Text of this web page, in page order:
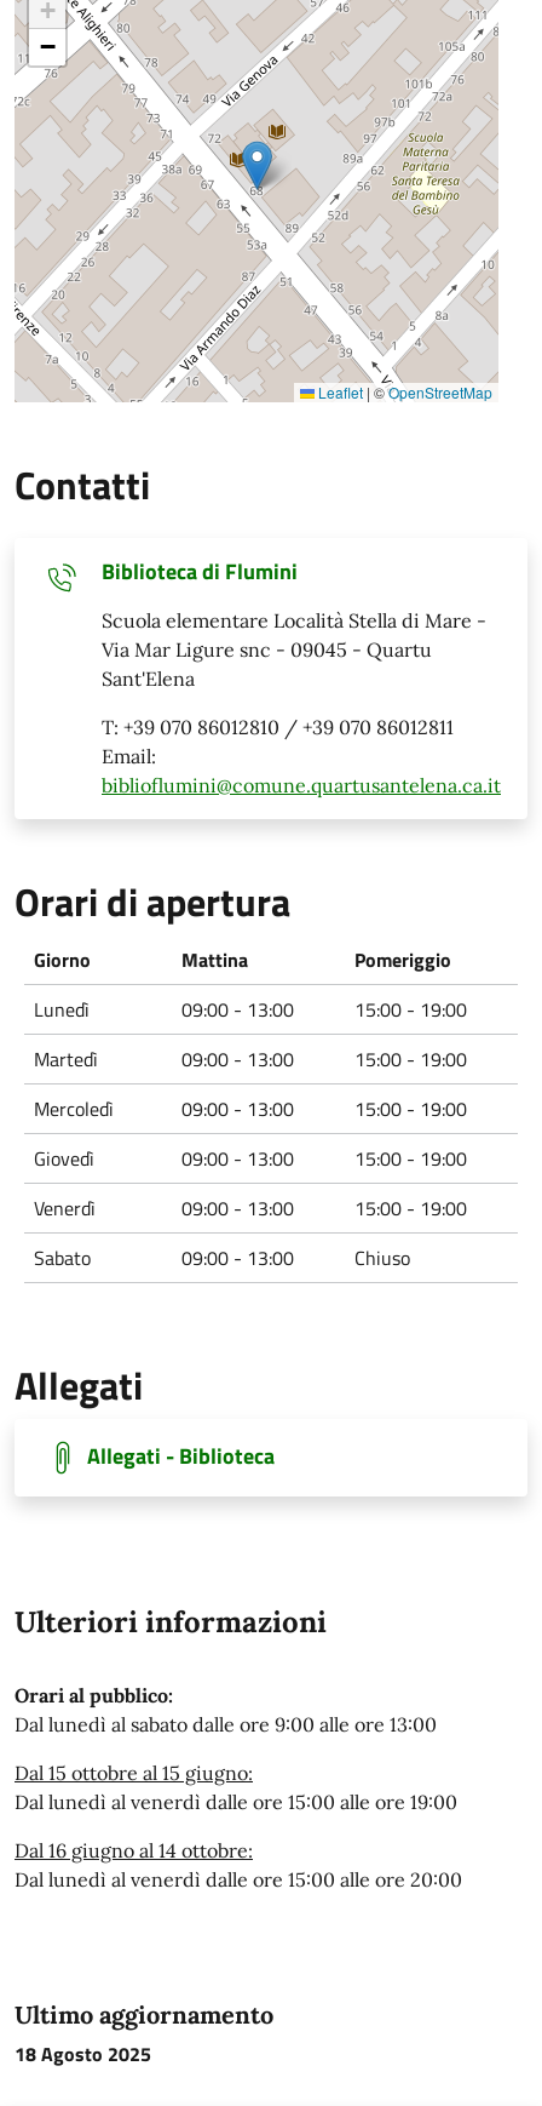
+
−
Leaflet | ©OpenStreetMap
Contatti
Biblioteca di Flumini
Scuola elementare Località Stella di Mare -
Via Mar Ligure snc - 09045 - Quartu
Sant'Elena
T: +39 070 86012810 / +39 070 86012811
Email:
biblioflumini@comune.quartusantelena.ca.it
Orari di apertura
Giorno Mattina
Pomeriggio
Lunedì
09:00 - 13:00
15:00 - 19:00
Martedì
09:00 - 13:00
15:00 - 19:00
Mercoledì
09:00 - 13:00
15:00 - 19:00
Giovedì
09:00 - 13:00
15:00 - 19:00
Venerdì
09:00 - 13:00
15:00 - 19:00
Sabato
09:00 - 13:00 Chiuso
Allegati
Allegati - Biblioteca
Ulteriori informazioni
Orari al pubblico:
Dal lunedì al sabato dalle ore 9:00 alle ore 13:00
Dal 15 ottobre al 15 giugno:
Dal lunedì al venerdì dalle ore 15:00 alle ore 19:00
Dal 16 giugno al 14 ottobre:
Dal lunedì al venerdì dalle ore 15:00 alle ore 20:00
Ultimo aggiornamento
18 Agosto 2025